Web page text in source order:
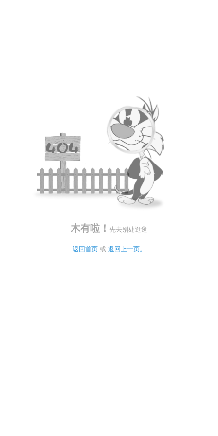
木有啦！ 先去别处逛逛
返回首页 或 返回上一页。